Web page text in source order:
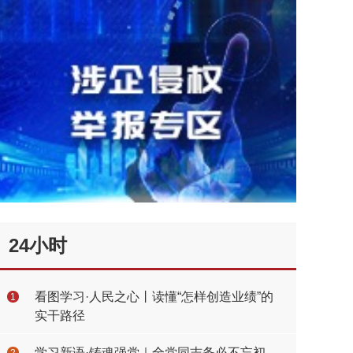
24小时
1
看图学习·人民之心丨读懂“怎样创造业绩”的
实干路径